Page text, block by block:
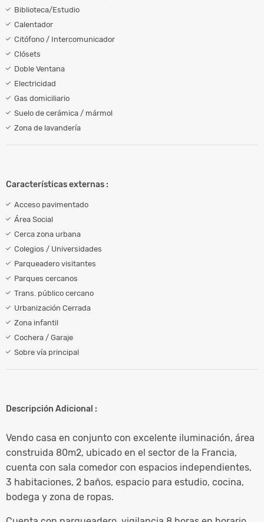
Biblioteca/Estudio
Calentador
Citófono / Intercomunicador
Clósets
Doble Ventana
Electricidad
Gas domiciliario
Suelo de cerámica / mármol
Zona de lavandería
Características externas :
Acceso pavimentado
Área Social
Cerca zona urbana
Colegios / Universidades
Parqueadero visitantes
Parques cercanos
Trans. público cercano
Urbanización Cerrada
Zona infantil
Cochera / Garaje
Sobre vía principal
Descripción Adicional :
Vendo casa en conjunto con excelente iluminación, área
construida 80m2, ubicado en el sector de la Francia,
cuenta con sala comedor con espacios independientes,
3 habitaciones, 2 baños, espacio para estudio, cocina,
bodega y zona de ropas.